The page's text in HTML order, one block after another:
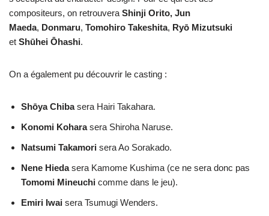
compositeurs, on retrouvera Shinji Orito, Jun
Maeda, Donmaru, Tomohiro Takeshita, Ryō Mizutsuki
et Shūhei Ōhashi.
On a également pu découvrir le casting :
Shōya Chibasera Hairi Takahara.
Konomi Koharasera Shiroha Naruse.
Natsumi Takamori sera Ao Sorakado.
Nene Hiedasera Kamome Kushima (ce ne sera donc pas
Tomomi Mineuchi comme dans le jeu).
Emiri Iwai sera Tsumugi Wenders.